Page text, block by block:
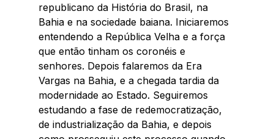
republicano da História do Brasil, na
Bahia e na sociedade baiana. Iniciaremos
entendendo a República Velha e a força
que então tinham os coronéis e
senhores. Depois falaremos da Era
Vargas na Bahia, e a chegada tardia da
modernidade ao Estado. Seguiremos
estudando a fase de redemocratização,
de industrialização da Bahia, e depois